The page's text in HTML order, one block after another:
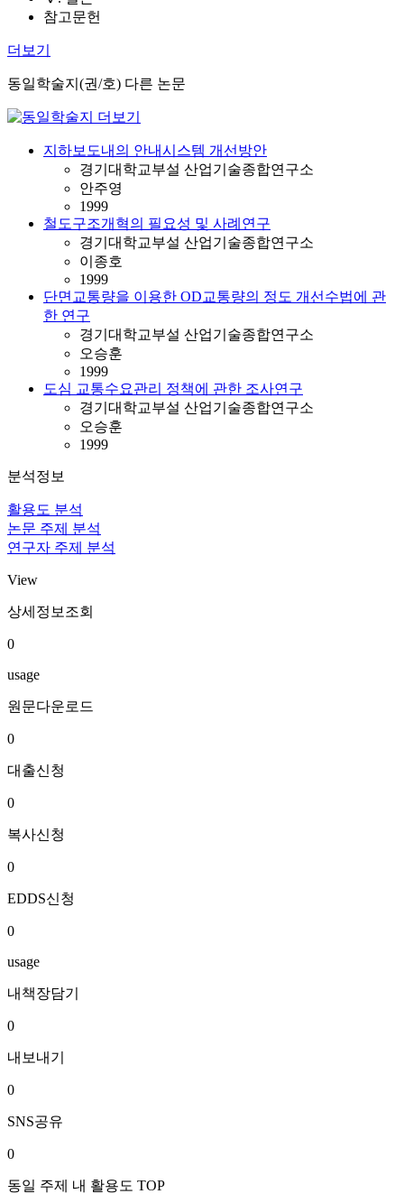
참고문헌
더보기
동일학술지(권/호) 다른 논문
지하보도내의 안내시스템 개선방안
경기대학교부설 산업기술종합연구소
안주영
1999
철도구조개혁의 필요성 및 사례연구
경기대학교부설 산업기술종합연구소
이종호
1999
단면교통량을 이용한 OD교통량의 정도 개선수법에 관
한 연구
경기대학교부설 산업기술종합연구소
오승훈
1999
도심 교통수요관리 정책에 관한 조사연구
경기대학교부설 산업기술종합연구소
오승훈
1999
분석정보
활용도 분석
논문 주제 분석
연구자 주제 분석
View
상세정보조회
0
usage
원문다운로드
0
대출신청
0
복사신청
0
EDDS신청
0
usage
내책장담기
0
내보내기
0
SNS공유
0
동일 주제 내 활용도 TOP